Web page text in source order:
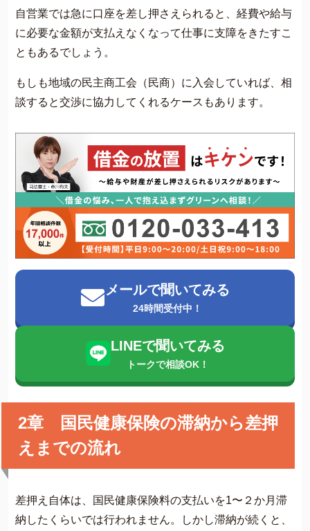
自営業では急に口座を差し押さえられると、経費や給与
に必要な金額が支払えなくなって仕事に支障をきたすこ
ともあるでしょう。
もしも地域の民主商工会（民商）に入会していれば、相
談すると交渉に協力してくれるケースもあります。
メールで聞いてみる
24時間受付中！
LINEで聞いてみる
トークで相談OK！
2章 国民健康保険の滞納から差押
えまでの流れ
差押え自体は、国民健康保険料の支払いを1〜２か月滞
納したくらいでは行われません。しかし滞納が続くと、